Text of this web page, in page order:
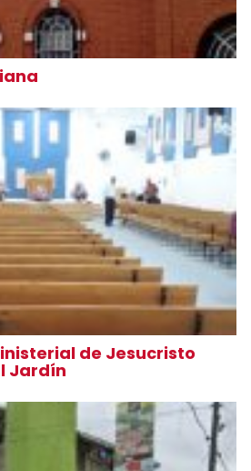
de Jesucristo
Jardín